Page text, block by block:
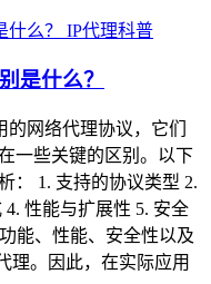
IP代理科普
是什么？
的网络代理协议，它们
一些关键的区别。以下
： 1. 支持的协议类型 2.
性能与扩展性 5. 安全
能、性能、安全性以及
理。因此，在实际应用